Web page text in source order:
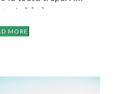
până […]
MORE